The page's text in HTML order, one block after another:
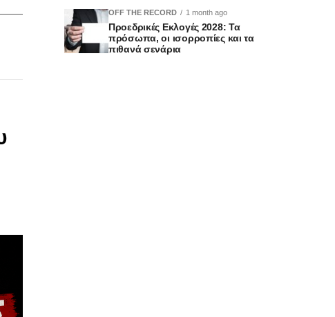
OFF THE RECORD 1 month ago
Προεδρικές Εκλογές 2028: Τα
πρόσωπα, οι ισορροπίες και τα
πιθανά σενάρια